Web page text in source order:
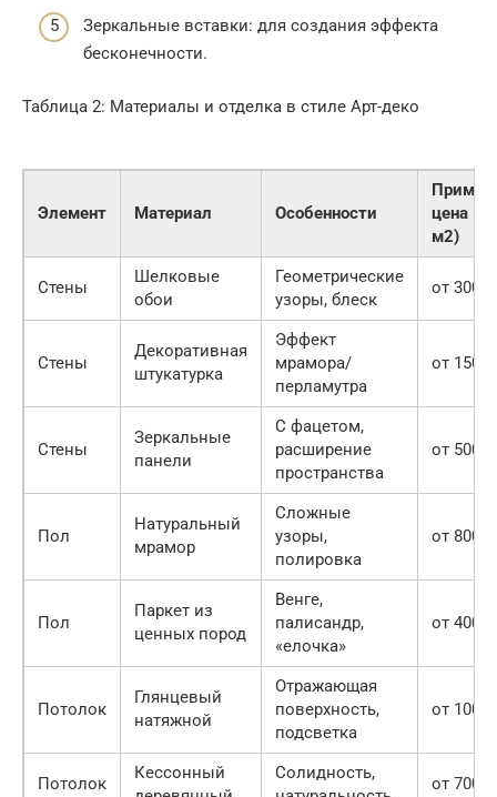
Зеркальные вставки: для создания эффекта
бесконечности.
Таблица 2: Материалы и отделка в стиле Арт-деко
Элемент Материал Особенности
цена
м2)
Стены
Шелковые
обои
Геометрические
узоры, блеск
от 3000
Стены
Декоративная
штукатурка
Эффект
мрамора/
перламутра
от 1500
Стены
Зеркальные
панели
С фацетом,
расширение
пространства
от 5000
Пол
Натуральный
мрамор
Сложные
узоры,
полировка
от 8000
Пол
Паркет из
ценных пород
Венге,
палисандр,
«елочка»
от 4000
Потолок
Глянцевый
натяжной
Отражающая
поверхность,
подсветка
от 1000
Потолок
Кессонный
Солидность,
от 7000